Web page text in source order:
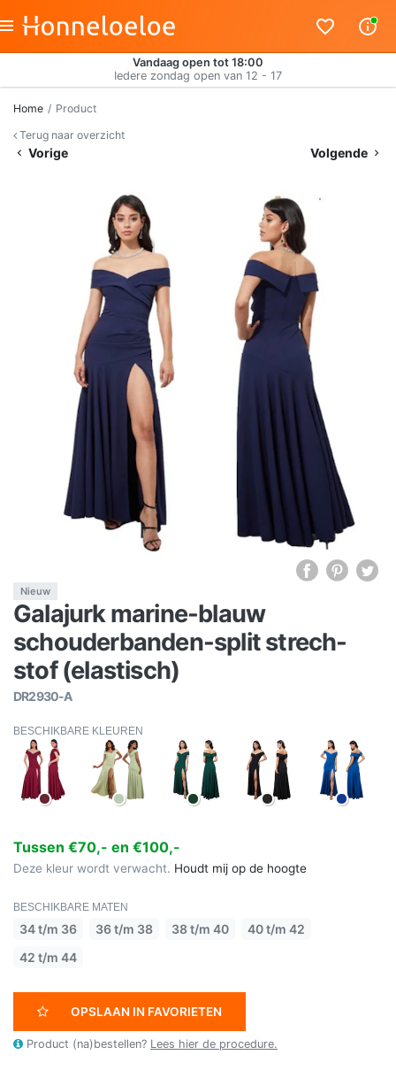
Vandaag open tot 18:00
Iedere zondag open van 12 - 17
Home
Product
Terug naar overzicht
Vorige Volgende
Nieuw
Galajurk marine-blauw
schouderbanden-split strech-
stof (elastisch)
DR2930-A
BESCHIKBARE KLEUREN
Tussen €70,- en €100,-
Deze kleur wordt verwacht. Houdt mij op de hoogte
BESCHIKBARE MATEN
34 t/m 36 36 t/m 38 38 t/m 40
40 t/m 42
42 t/m 44
OPSLAAN IN FAVORIETEN
Product (na)bestellen? Lees hier de procedure.